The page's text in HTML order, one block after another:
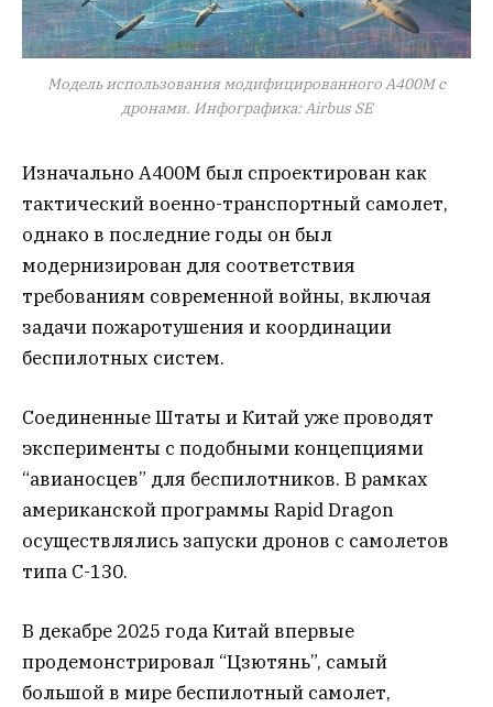
Модель использования модифицированного A400M с
дронами. Инфографика: Airbus SE
Изначально A400M был спроектирован как
тактический военно-транспортный самолет,
однако в последние годы он был
модернизирован для соответствия
требованиям современной войны, включая
задачи пожаротушения и координации
беспилотных систем.
Соединенные Штаты и Китай уже проводят
эксперименты с подобными концепциями
“авианосцев” для беспилотников. В рамках
американской программы Rapid Dragon
осуществлялись запуски дронов с самолетов
типа C-130.
В декабре 2025 года Китай впервые
продемонстрировал “Цзютянь”, самый
большой в мире беспилотный самолет,